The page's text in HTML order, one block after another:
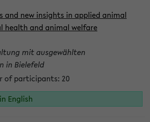
and new insights in applied animal
health and animal welfare
mit ausgewählten
in Bielefeld
of participants: 20
English